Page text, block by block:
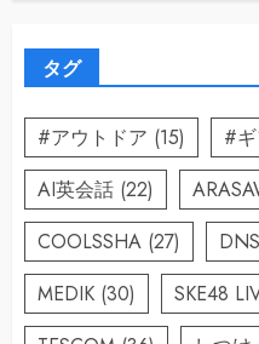
タグ
#アウトドア (15) #ギ
AI英会話 (22)
COOLSSHA (27)
MEDIK (30) SKE48